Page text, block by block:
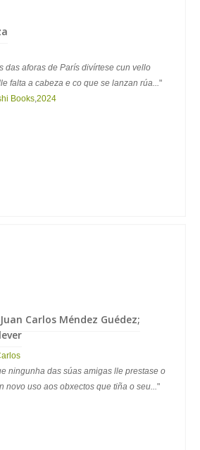
das aforas de París divírtese cun vello
falta a cabeza e co que se lanzan rúa..."
Books,2024
Carlos Méndez Guédez;
ningunha das súas amigas lle prestase o
novo uso aos obxectos que tiña o seu..."